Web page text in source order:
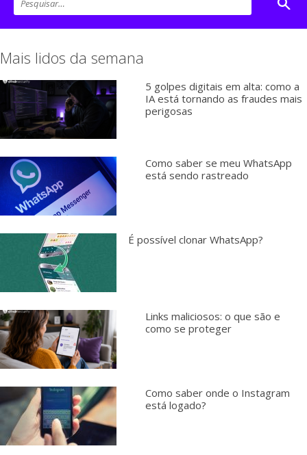
Mais lidos da semana
5 golpes digitais em alta: como a
IA está tornando as fraudes mais
perigosas
Como saber se meu WhatsApp
está sendo rastreado
É possível clonar WhatsApp?
Links maliciosos: o que são e
como se proteger
Como saber onde o Instagram
está logado?